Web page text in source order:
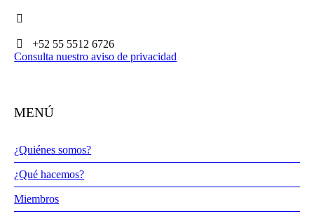
+52 55 5512 6726
Consulta nuestro aviso de privacidad
MENÚ
¿Quiénes somos?
¿Qué hacemos?
Miembros